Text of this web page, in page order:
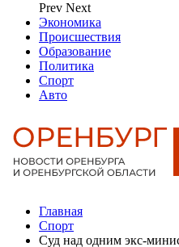
Prev Next
Экономика
Происшествия
Образование
Политика
Спорт
Авто
Главная
Спорт
Суд над одним экс-